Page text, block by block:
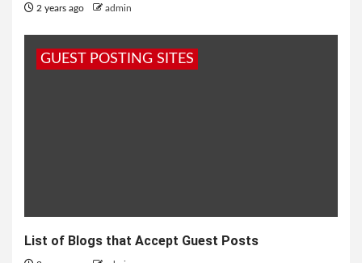
2 years ago admin
GUEST POSTING SITES
List of Blogs that Accept Guest Posts